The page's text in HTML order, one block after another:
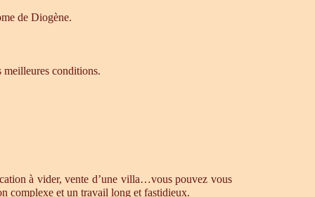
de Diogène.
meilleures conditions.
à vider, vente d’une villa…vous pouvez vous
complexe et un travail long et fastidieux.